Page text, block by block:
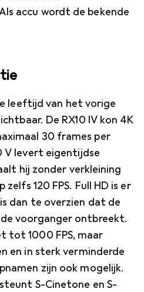
accu wordt de bekende
leeftijd van het vorige
De RX10 IV kon 4K
30 frames per
V levert eigentijdse
hij zonder verkleining
120 FPS. Full HD is er
dan te overzien dat de
voorganger ontbreekt.
tot 1000 FPS, maar
en in sterk verminderde
zijn ook mogelijk.
S-Cinetone en S-